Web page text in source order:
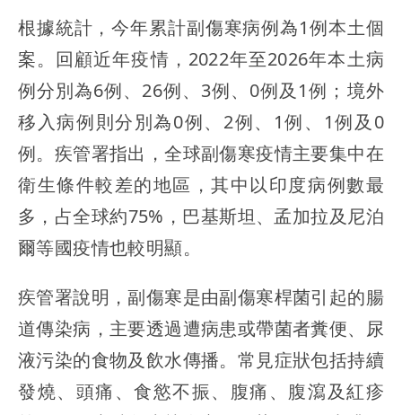
根據統計，今年累計副傷寒病例為1例本土個
案。回顧近年疫情，2022年至2026年本土病
例分別為6例、26例、3例、0例及1例；境外
移入病例則分別為0例、2例、1例、1例及0
例。疾管署指出，全球副傷寒疫情主要集中在
衛生條件較差的地區，其中以印度病例數最
多，占全球約75%，巴基斯坦、孟加拉及尼泊
爾等國疫情也較明顯。
疾管署說明，副傷寒是由副傷寒桿菌引起的腸
道傳染病，主要透過遭病患或帶菌者糞便、尿
液污染的食物及飲水傳播。常見症狀包括持續
發燒、頭痛、食慾不振、腹痛、腹瀉及紅疹